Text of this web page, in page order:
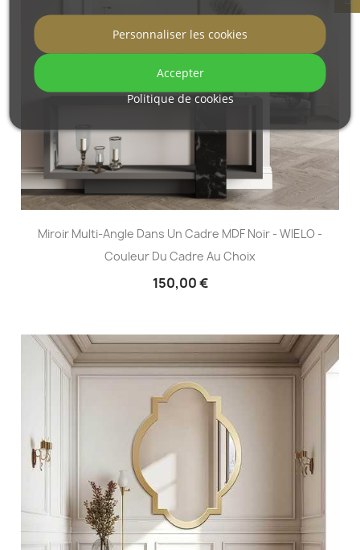
Miroir Multi-Angle Dans Un Cadre MDF Noir - WIELO -
Couleur Du Cadre Au Choix
150,00 €
Politique de cookies
Personnaliser les cookies
Accepter